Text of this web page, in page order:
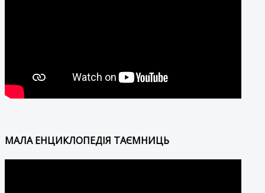
МАЛА ЕНЦИКЛОПЕДІЯ ТАЄМНИЦЬ